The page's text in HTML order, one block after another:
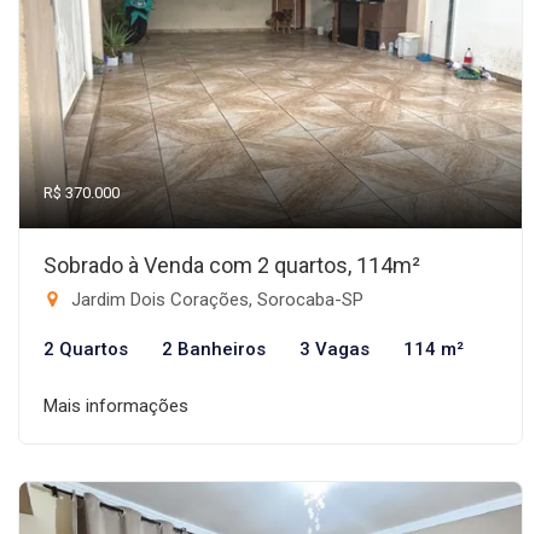
R$ 370.000
Sobrado à Venda com 2 quartos, 114m²
Jardim Dois Corações, Sorocaba-SP
2 Quartos 2 Banheiros 3 Vagas 114 m²
Mais informações